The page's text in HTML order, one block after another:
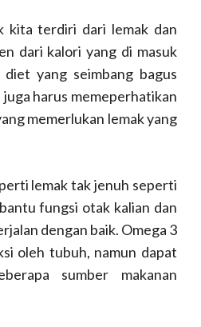
kita terdiri dari lemak dan
dari kalori yang di masuk
yang seimbang bagus
harus memeperhatikan
memerlukan lemak yang
lemak tak jenuh seperti
fungsi otak kalian dan
dengan baik. Omega 3
oleh tubuh, namun dapat
sumber makanan